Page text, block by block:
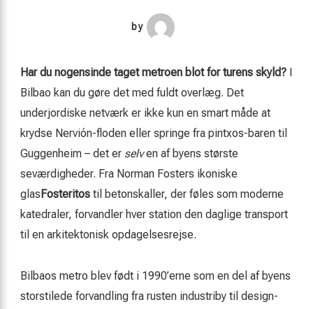
by
Har du nogensinde taget metroen blot for turens skyld?
Bilbao kan du gøre det med fuldt overlæg. Det
underjordiske netværk er ikke kun en smart måde at
krydse Nervión-floden eller springe fra pintxos-baren til
Guggenheim – det er selven af byens største
seværdigheder. Fra Norman Fosters ikoniske
glas Fosteritos til betonskaller, der føles som moderne
katedraler, forvandler hver station den daglige transport
til en arkitektonisk opdagelsesrejse.
Bilbaos metro blev født i 1990’erne som en del af byens
storstilede forvandling fra rusten industriby til design-